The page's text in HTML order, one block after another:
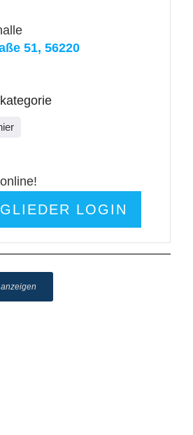
51, 56220
LOGIN